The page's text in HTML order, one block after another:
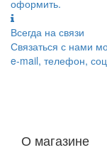
оформить.
Всегда на связи
Связаться с нами
e-mail, телефон,
О магазине